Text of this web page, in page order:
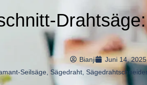
Bianji
Juni 14, 2025
Seilsäge Sägedraht Sägedrahtschneider